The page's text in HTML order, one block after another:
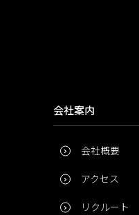
会社案内
会社概要
アクセス
リクルート